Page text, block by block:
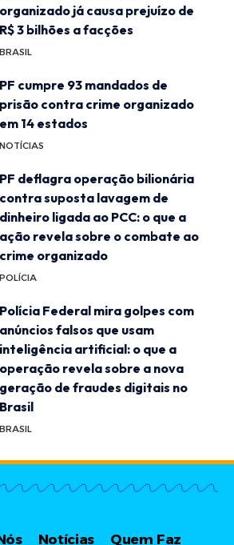
organizado já causa prejuízo de
R$ 3 bilhões a facções
BRASIL
PF cumpre 93 mandados de
prisão contra crime organizado
em 14 estados
NOTÍCIAS
PF deflagra operação bilionária
contra suposta lavagem de
dinheiro ligada ao PCC: o que a
ação revela sobre o combate ao
crime organizado
POLÍCIA
Polícia Federal mira golpes com
anúncios falsos que usam
inteligência artificial: o que a
operação revela sobre a nova
geração de fraudes digitais no
Brasil
BRASIL
Notícias Quem Faz